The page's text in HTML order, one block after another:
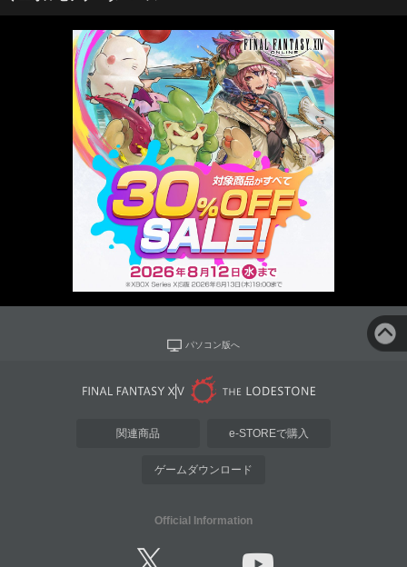
パソコン版へ
関連商品 e-STOREで購入
ゲームダウンロード
Official Information